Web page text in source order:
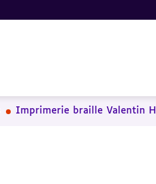
Imprimerie braille Valentin